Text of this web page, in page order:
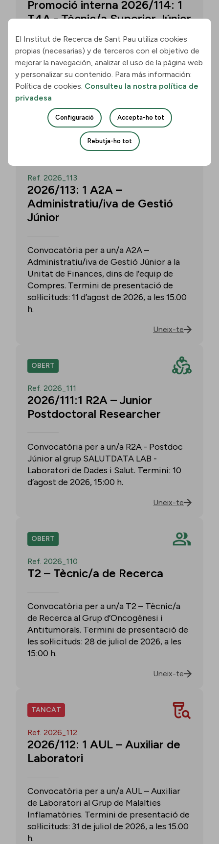
Promoció interna 2026/114: 1
T4A - Tècnic/a Superior Júnior
Convocatòria per a un/a T4A - Tècnic/a
Superior Júnior al grup Neurobiologia de
les Demències - Multilingual Aphasia &
Dementia Research Lab. Termini: 11
d’agost de 2026, 15.00 h.
Uneix-te
Ref. 2026_113
2026/113: 1 A2A –
Administratiu/iva de Gestió
Júnior
Convocatòria per a un/a A2A –
Administratiu/iva de Gestió Júnior a la
Unitat de Finances, dins de l’equip de
Compres. Termini de presentació de
sol·licituds: 11 d’agost de 2026, a les 15.00
h.
Uneix-te
OBERT
Ref. 2026_111
2026/111:1 R2A – Junior
Postdoctoral Researcher
Convocatòria per a un/a R2A - Postdoc
Júnior al grup SALUTDATA LAB -
Laboratori de Dades i Salut. Termini: 10
d’agost de 2026, 15:00 h.
Uneix-te
OBERT
Ref. 2026_110
T2 – Tècnic/a de Recerca
Convocatòria per a un/a T2 – Tècnic/a
de Recerca al Grup d’Oncogènesi i
Antitumorals. Termini de presentació de
les sol·licituds: 28 de juliol de 2026, a les
15:00 h.
Uneix-te
TANCAT
Ref. 2026_112
2026/112: 1 AUL – Auxiliar de
Laboratori
Convocatòria per a un/a AUL – Auxiliar
de Laboratori al Grup de Malalties
Inflamatòries. Termini de presentació de
sol·licituds: 31 de juliol de 2026, a les 15.00
h.
El Institut de Recerca de Sant Pau utiliza cookies
propias (necesarias) y de terceros con el objetivo de
mejorar la navegación, analizar el uso de la página web
y personalizar su contenido. Para más información:
Política de cookies. Consulteu la nostra política de
privadesa
Configuració Accepta-ho tot
Rebutja-ho tot